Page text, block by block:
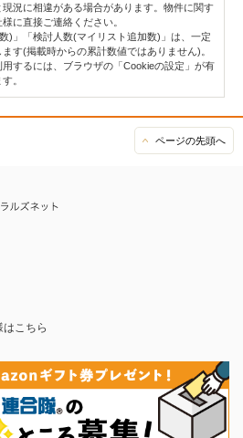
況に相違がある場合があります。物件に関す
に直接ご連絡ください。
)」「検討人数(マイリスト追加数)」は、一定
す(掲載時からの累計数値ではありません)。
するには、ブラウザの「Cookieの設定」が有
。
ページの先頭へ
こちら